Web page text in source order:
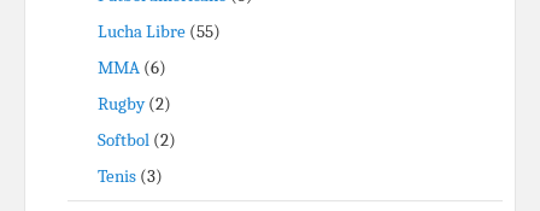
Lucha Libre (55)
MMA (6)
Rugby(2)
Softbol (2)
Tenis (3)